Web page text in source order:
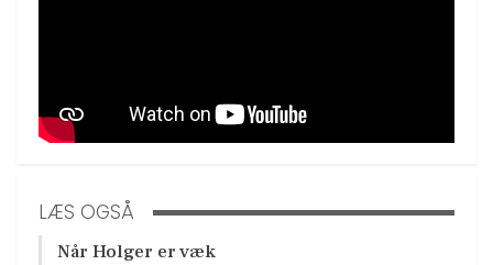
LÆS OGSÅ
Når Holger er væk